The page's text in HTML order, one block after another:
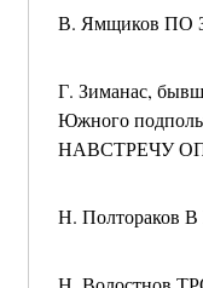
В. Ямщиков
Г. Зиманас,
Южного
НАВСТРЕЧУ
Н.